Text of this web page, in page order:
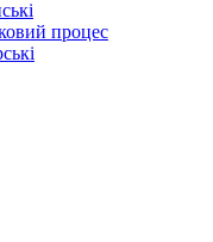
процес